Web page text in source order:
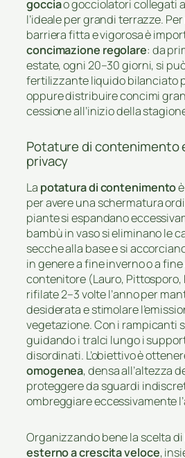
gocciao gocciolatori collegati
l’ideale per grandi terrazze.
barriera fitta e vigorosa è
concimazione regolare: da
estate, ogni 20–30 giorni, si
fertilizzante liquido bilanciato
oppure distribuire concimi
cessione all’inizio della
Potature di contenimento
privacy
La potatura di contenimento
per avere una schermatura
piante si espandano
bambù in vaso si eliminano le
secche alla base e si
in genere a fine inverno o a
contenitore (Lauro,
rifilate 2–3 volte l’anno per
desiderata e stimolare
vegetazione. Con i rampicanti
guidando i tralci lungo i
disordinati. L’obiettivo è
omogenea, densa all’altezza
proteggere da sguardi
ombreggiare eccessivamente
Organizzando bene la scelta di
esterno a crescita veloce,